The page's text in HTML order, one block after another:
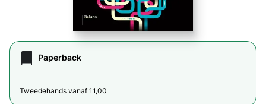
Paperback
Tweedehands vanaf 11,00